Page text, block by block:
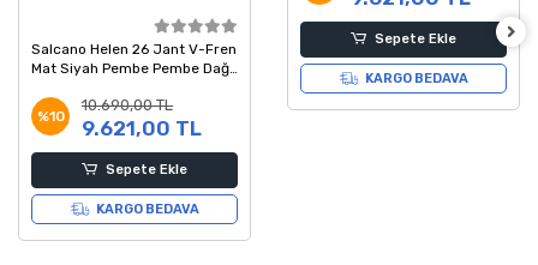
Salcano Helen 26 Jant V-Fren
Mat Siyah Pembe Pembe Dağ
%10
10.690,00 TL
9.621,00 TL
Sepete Ekle
KARGO BEDAVA
Sepete Ekle
KARGO BEDAVA